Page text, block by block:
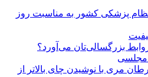
پزشکی کشور به مناسبت روز
بزرگسالی‌تان می‌آورد؟
مجلسی
مری با نوشیدن چای بالاتر از